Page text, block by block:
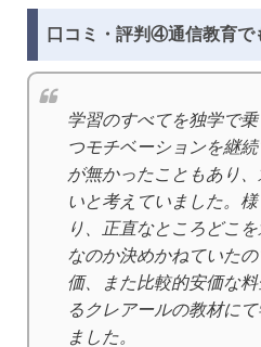
口コミ・評判④通信教育で
学習のすべてを独学で
つモチベーションを継
が無かったこともあり
いと考えていました。
り、正直なところどこ
なのか決めかねていた
価、また比較的安価な
るクレアールの教材に
ました。